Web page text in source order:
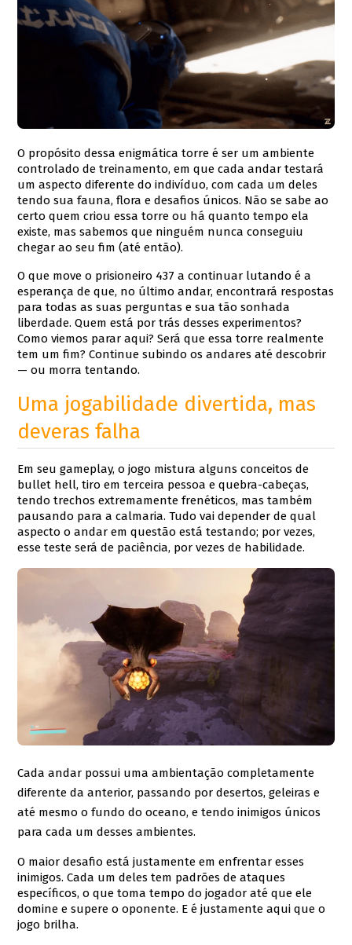
O propósito dessa enigmática torre é ser um ambiente
controlado de treinamento, em que cada andar testará
um aspecto diferente do indivíduo, com cada um deles
tendo sua fauna, flora e desafios únicos. Não se sabe ao
certo quem criou essa torre ou há quanto tempo ela
existe, mas sabemos que ninguém nunca conseguiu
chegar ao seu fim (até então).
O que move o prisioneiro 437 a continuar lutando é a
esperança de que, no último andar, encontrará respostas
para todas as suas perguntas e sua tão sonhada
liberdade. Quem está por trás desses experimentos?
Como viemos parar aqui? Será que essa torre realmente
tem um fim? Continue subindo os andares até descobrir
— ou morra tentando.
Uma jogabilidade divertida, mas
deveras falha
Em seu gameplay, o jogo mistura alguns conceitos de
bullet hell, tiro em terceira pessoa e quebra-cabeças,
tendo trechos extremamente frenéticos, mas também
pausando para a calmaria. Tudo vai depender de qual
aspecto o andar em questão está testando; por vezes,
esse teste será de paciência, por vezes de habilidade.
Cada andar possui uma ambientação completamente
diferente da anterior, passando por desertos, geleiras e
até mesmo o fundo do oceano, e tendo inimigos únicos
para cada um desses ambientes.
O maior desafio está justamente em enfrentar esses
inimigos. Cada um deles tem padrões de ataques
específicos, o que toma tempo do jogador até que ele
domine e supere o oponente. E é justamente aqui que o
jogo brilha.